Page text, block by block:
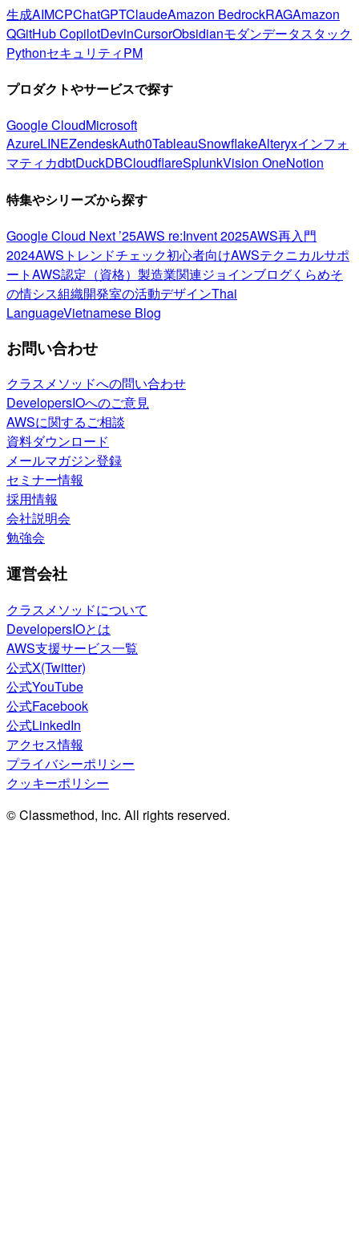
生成AIMCPChatGPTClaudeAmazon BedrockRAGAmazon
QGitHub CopilotDevinCursorObsidianモダンデータスタック
PythonセキュリティPM
プロダクトやサービスで探す
Google CloudMicrosoft
AzureLINEZendeskAuth0TableauSnowflakeAlteryxインフォ
マティカdbtDuckDBCloudflareSplunkVision OneNotion
特集やシリーズから探す
Google Cloud Next ’25AWS re:Invent 2025AWS再入門
2024AWSトレンドチェック初心者向けAWSテクニカルサポ
ートAWS認定（資格） 製造業関連ジョインブログくらめそ
の情シス組織開発室の活動デザインThai
LanguageVietnamese Blog
お問い合わせ
クラスメソッドへの問い合わせ
DevelopersIOへのご意見
AWSに関するご相談
資料ダウンロード
メールマガジン登録
セミナー情報
採用情報
会社説明会
勉強会
運営会社
クラスメソッドについて
DevelopersIOとは
AWS支援サービス一覧
公式X(Twitter)
公式YouTube
公式Facebook
公式LinkedIn
アクセス情報
プライバシーポリシー
クッキーポリシー
© Classmethod, Inc. All rights reserved.